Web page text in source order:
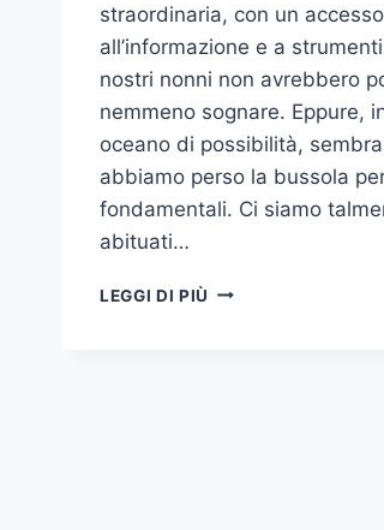
straordinaria, con un accesso
all’informazione e a
nostri nonni non avrebbero
nemmeno sognare. Eppure,
oceano di possibilità,
abbiamo perso la bussola
fondamentali. Ci siamo
abituati…
LEGGI DI PIÙ L’ARTE